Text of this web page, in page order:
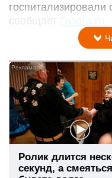
сообщает Газета.ru.
Ролик длится
секунд, а